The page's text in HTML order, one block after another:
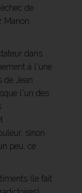
de
dans
à l'une
de Jean
l'un des
sinon
peu, ce
(le fait